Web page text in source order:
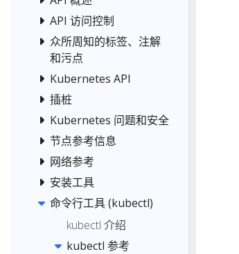
API 访问控制
众所周知的标签、注解
和污点
Kubernetes API
插桩
Kubernetes 问题和安全
节点参考信息
网络参考
安装工具
命令行工具 (kubectl)
kubectl 介绍
kubectl 参考